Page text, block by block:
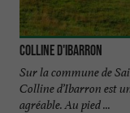
Colline d'Ibarron
Sur la commune de
Colline d’Ibarron est
agréable. Au pied ...